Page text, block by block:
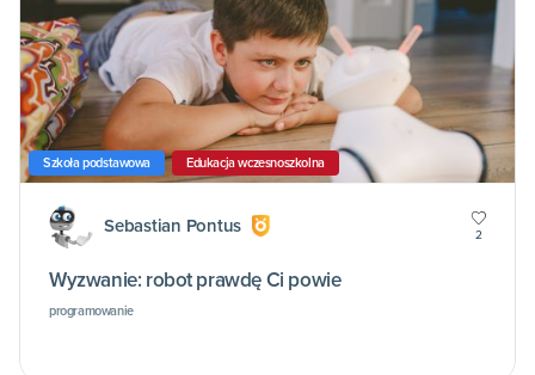
Szkoła podstawowa Edukacja wczesnoszkolna
Sebastian Pontus 2
Wyzwanie: robot prawdę Ci powie
programowanie